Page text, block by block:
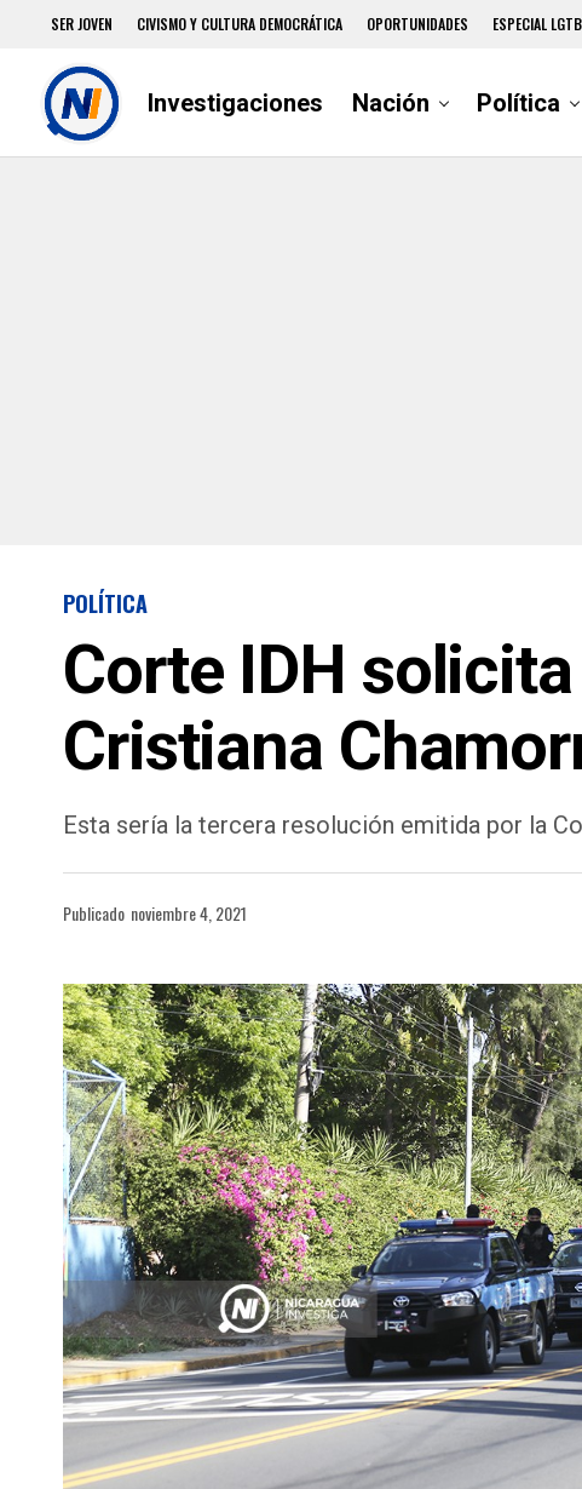
SER JOVEN CIVISMO Y CULTURA DEMOCRÁTICA OPORTUNIDADES ESPECIAL
Investigaciones Nación Política
POLÍTICA
Corte IDH
Cristiana
Esta sería la tercera resolución emitida por la
Publicado noviembre 4, 2021